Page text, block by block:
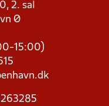
2. sal
Ø
15:00)